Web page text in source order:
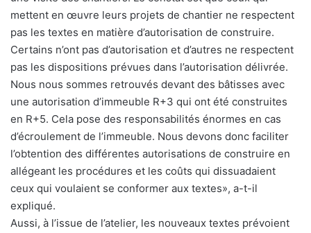
mettent en œuvre leurs projets de chantier ne respectent
pas les textes en matière d’autorisation de construire.
Certains n’ont pas d’autorisation et d’autres ne respectent
pas les dispositions prévues dans l’autorisation délivrée.
Nous nous sommes retrouvés devant des bâtisses avec
une autorisation d’immeuble R+3 qui ont été construites
en R+5. Cela pose des responsabilités énormes en cas
d’écroulement de l’immeuble. Nous devons donc faciliter
l’obtention des différentes autorisations de construire en
allégeant les procédures et les coûts qui dissuadaient
ceux qui voulaient se conformer aux textes», a-t-il
expliqué.
Aussi, à l’issue de l’atelier, les nouveaux textes prévoient